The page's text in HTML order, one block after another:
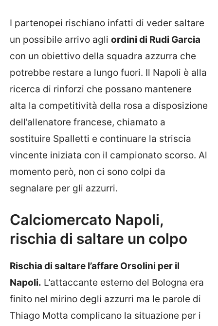
I partenopei rischiano infatti di veder saltare
un possibile arrivo agli ordini di Rudi Garcia
con un obiettivo della squadra azzurra che
potrebbe restare a lungo fuori. Il Napoli è alla
ricerca di rinforzi che possano mantenere
alta la competitività della rosa a disposizione
dell’allenatore francese, chiamato a
sostituire Spalletti e continuare la striscia
vincente iniziata con il campionato scorso. Al
momento però, non ci sono colpi da
segnalare per gli azzurri.
Calciomercato Napoli,
rischia di saltare un colpo
Rischia di saltare l’affare Orsolini per il
Napoli. L’attaccante esterno del Bologna era
finito nel mirino degli azzurri ma le parole di
Thiago Motta complicano la situazione per i